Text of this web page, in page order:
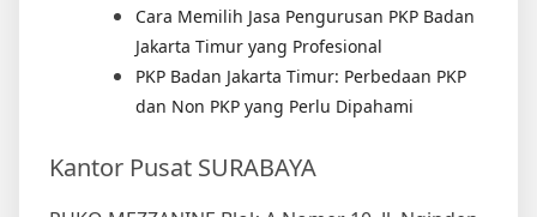
Cara Memilih Jasa Pengurusan PKP Badan
Jakarta Timur yang Profesional
PKP Badan Jakarta Timur: Perbedaan PKP
dan Non PKP yang Perlu Dipahami
Kantor Pusat SURABAYA